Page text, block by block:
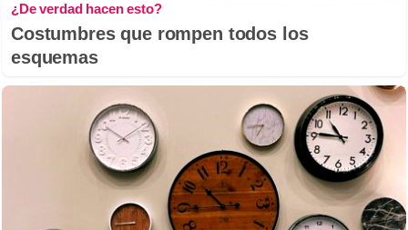
¿De verdad hacen esto?
Costumbres que rompen todos los
esquemas